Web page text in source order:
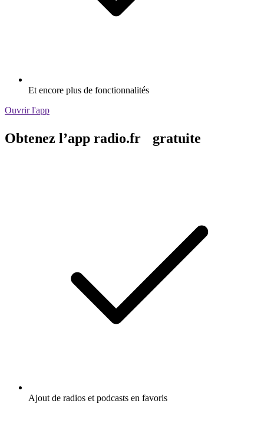
Et encore plus de fonctionnalités
Ouvrir l'app
Obtenez l’app radio.fr gratuite
Ajout de radios et podcasts en favoris